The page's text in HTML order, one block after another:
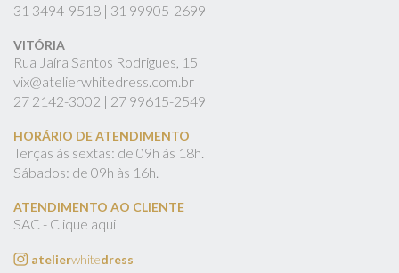
31 3494-9518 | 31 99905-2699
VITÓRIA
Rua Jaíra Santos Rodrigues, 15
vix@atelierwhitedress.com.br
27 2142-3002 | 27 99615-2549
HORÁRIO DE ATENDIMENTO
Terças às sextas: de 09h às 18h.
Sábados: de 09h às 16h.
ATENDIMENTO AO CLIENTE
SAC - Clique aqui
atelierwhitedress